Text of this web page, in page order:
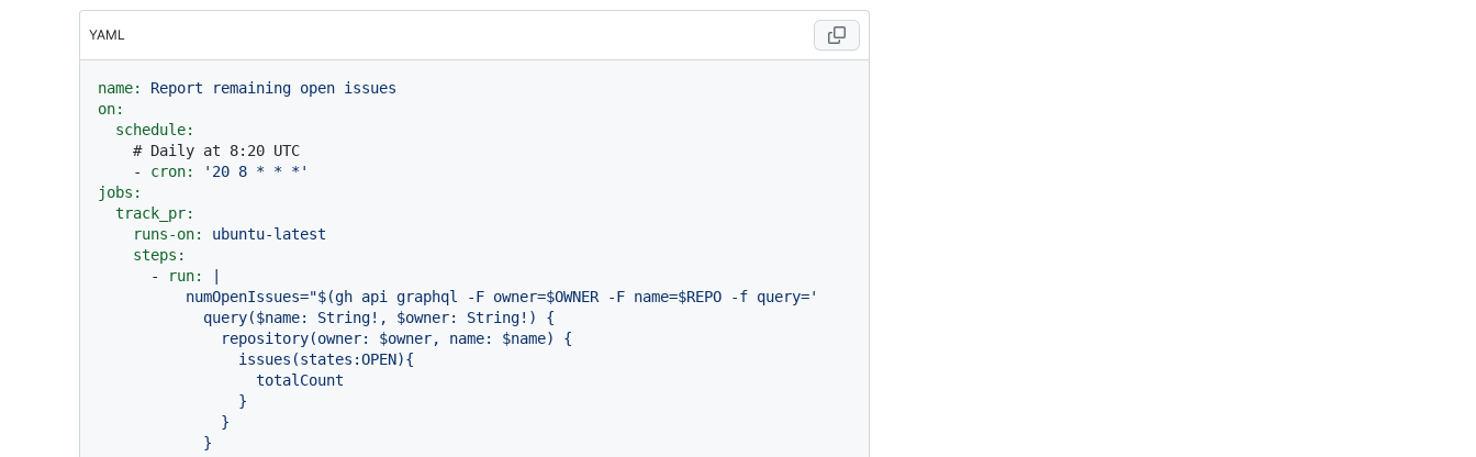
YAML
name: Report remaining open issues
on:
schedule:
# Daily at 8:20 UTC
-
cron:
'20 8 * * *'
jobs:
track_pr:
runs-on:
ubuntu-latest
steps:
-
run: